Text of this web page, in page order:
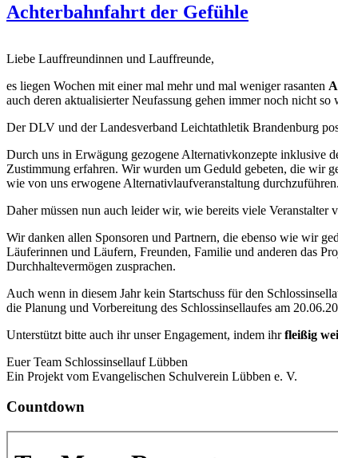
Achterbahnfahrt der Gefühle
Liebe Lauffreundinnen und Lauffreunde,
es liegen Wochen mit einer mal mehr und mal weniger rasanten
auch deren aktualisierter Neufassung gehen immer noch nicht
Der DLV und der Landesverband Leichtathletik Brandenburg
Durch uns in Erwägung gezogene Alternativkonzepte inklusive
Zustimmung erfahren. Wir wurden um Geduld gebeten, die wir
wie von uns erwogene Alternativlaufveranstaltung durchzuführen.
Daher müssen nun auch leider wir, wie bereits viele Veranstalter
Wir danken allen Sponsoren und Partnern, die ebenso wie wir
Läuferinnen und Läufern, Freunden, Familie und anderen das
Durchhaltevermögen zusprachen.
Auch wenn in diesem Jahr kein Startschuss für den
die Planung und Vorbereitung des Schlossinsellaufes am
Unterstützt bitte auch ihr unser Engagement, indem ihrfleißig
Euer Team Schlossinsellauf Lübben
Ein Projekt vom Evangelischen Schulverein Lübben e. V.
Countdown